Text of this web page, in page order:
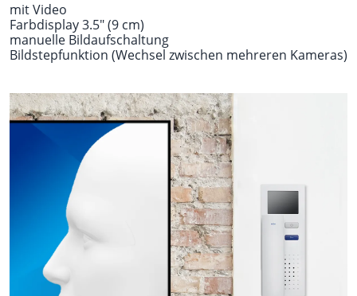
mit Video
Farbdisplay 3.5" (9 cm)
manuelle Bildaufschaltung
Bildstepfunktion (Wechsel zwischen mehreren Kameras)